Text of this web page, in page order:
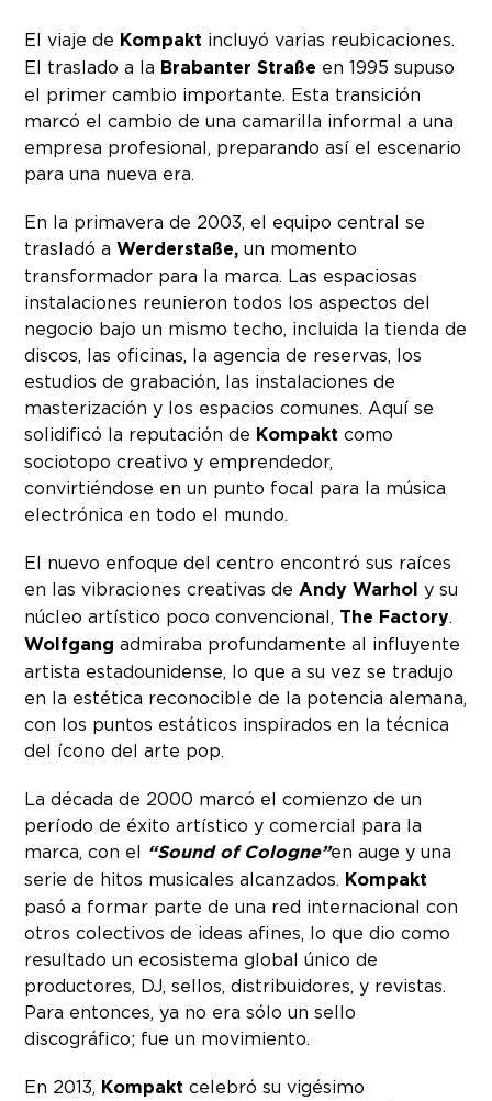
El viaje de Kompakt incluyó varias reubicaciones.
El traslado a la Brabanter Straße en 1995 supuso
el primer cambio importante. Esta transición
marcó el cambio de una camarilla informal a una
empresa profesional, preparando así el escenario
para una nueva era.
En la primavera de 2003, el equipo central se
trasladó aWerderstaße, un momento
transformador para la marca. Las espaciosas
instalaciones reunieron todos los aspectos del
negocio bajo un mismo techo, incluida la tienda de
discos, las oficinas, la agencia de reservas, los
estudios de grabación, las instalaciones de
masterización y los espacios comunes. Aquí se
solidificó la reputación de Kompakt como
sociotopo creativo y emprendedor,
convirtiéndose en un punto focal para la música
electrónica en todo el mundo.
El nuevo enfoque del centro encontró sus raíces
en las vibraciones creativas deAndy Warhol y su
núcleo artístico poco convencional, The Factory.
Wolfgang admiraba profundamente al influyente
artista estadounidense, lo que a su vez se tradujo
en la estética reconocible de la potencia alemana,
con los puntos estáticos inspirados en la técnica
del ícono del arte pop.
La década de 2000 marcó el comienzo de un
período de éxito artístico y comercial para la
marca, con el “Sound of Cologne”en auge y una
serie de hitos musicales alcanzados. Kompakt
pasó a formar parte de una red internacional con
otros colectivos de ideas afines, lo que dio como
resultado un ecosistema global único de
productores, DJ, sellos, distribuidores, y revistas.
Para entonces, ya no era sólo un sello
discográfico; fue un movimiento.
En 2013, Kompakt celebró su vigésimo